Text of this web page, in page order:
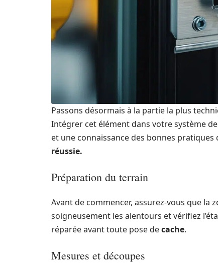
Passons désormais à la partie la plus
Intégrer cet élément dans votre système de
et une connaissance des bonnes pratiques
réussie.
Préparation du terrain
Avant de commencer, assurez-vous que la
soigneusement les alentours et vérifiez
réparée avant toute pose decache.
Mesures et découpes